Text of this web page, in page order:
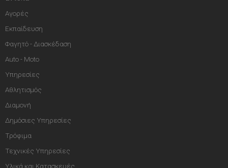
Αγορές
Εκπαίδευση
Φαγητό - Διασκέδαση
Auto - Moto
Υπηρεσίες
Αθλητισμός
Διαμονή
Δημόσιες Υπηρεσίες
Τρόφιμα
Τεχνικές Υπηρεσίες
Υλικά και Κατασκευές